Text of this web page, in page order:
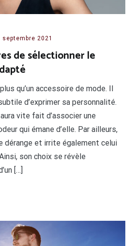
septembre 2021
de sélectionner le
qu’un accessoire de mode. Il
d’exprimer sa personnalité.
vite fait d’associer une
qui émane d’elle. Par ailleurs,
dérange et irrite également celui
son choix se révèle
[…]